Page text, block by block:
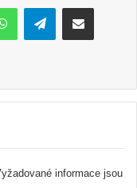
Telegram
informace jsou